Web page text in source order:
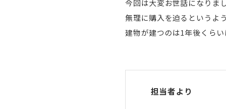
今回は大変お世話になりまし
無理に購入を迫るというよ
建物が建つのは1年後くら
担当者より